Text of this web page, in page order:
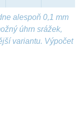
alespoň 0,1 mm
úhrn srážek,
variantu. Výpočet